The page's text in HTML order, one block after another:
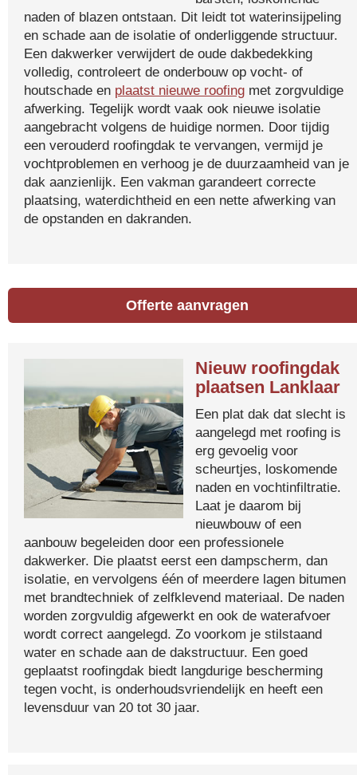
naden of blazen ontstaan. Dit leidt tot waterinsijpeling
en schade aan de isolatie of onderliggende structuur.
Een dakwerker verwijdert de oude dakbedekking
volledig, controleert de onderbouw op vocht- of
houtschade en plaatst nieuwe roofing met zorgvuldige
afwerking. Tegelijk wordt vaak ook nieuwe isolatie
aangebracht volgens de huidige normen. Door tijdig
een verouderd roofingdak te vervangen, vermijd je
vochtproblemen en verhoog je de duurzaamheid van je
dak aanzienlijk. Een vakman garandeert correcte
plaatsing, waterdichtheid en een nette afwerking van
de opstanden en dakranden.
Offerte aanvragen
Nieuw roofingdak
plaatsen Lanklaar
Een plat dak dat slecht is
aangelegd met roofing is
erg gevoelig voor
scheurtjes, loskomende
naden en vochtinfiltratie.
Laat je daarom bij
nieuwbouw of een
aanbouw begeleiden door een professionele
dakwerker. Die plaatst eerst een dampscherm, dan
isolatie, en vervolgens één of meerdere lagen bitumen
met brandtechniek of zelfklevend materiaal. De naden
worden zorgvuldig afgewerkt en ook de waterafvoer
wordt correct aangelegd. Zo voorkom je stilstaand
water en schade aan de dakstructuur. Een goed
geplaatst roofingdak biedt langdurige bescherming
tegen vocht, is onderhoudsvriendelijk en heeft een
levensduur van 20 tot 30 jaar.